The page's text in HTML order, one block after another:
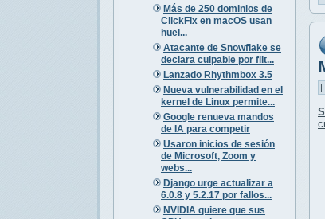
Más de 250 dominios de
ClickFix en macOS usan
huel...
Atacante de Snowflake se
declara culpable por filt...
Lanzado Rhythmbox 3.5
Nueva vulnerabilidad en el
kernel de Linux permite...
Google renueva mandos
de IA para competir
Usaron inicios de sesión
de Microsoft, Zoom y
webs...
Django urge actualizar a
6.0.8 y 5.2.17 por fallos...
NVIDIA quiere que sus